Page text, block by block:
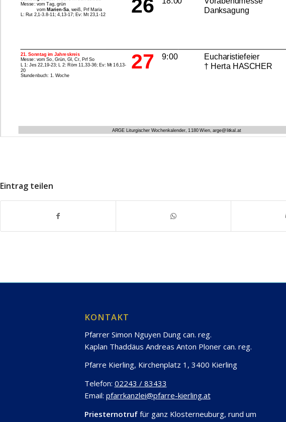
Eintrag teilen
KONTAKT
Pfarrer Simon Nguyen Dung can. reg.
Kaplan Thaddäus Andreas Anton Ploner can. reg.
Pfarre Kierling, Kirchenplatz 1, 3400 Kierling
Telefon: 02243 / 83433
Email: pfarrkanzlei@pfarre-kierling.at
Priesternotruf für ganz Klosterneuburg, rund um